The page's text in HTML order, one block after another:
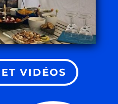
VIDÉOS